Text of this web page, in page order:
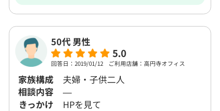
50代 男性
5.0
回答日：2019/01/12 ご利用店舗：高円寺オフィス
家族構成
夫婦・子供二人
相談内容
―
きっかけ
HPを見て